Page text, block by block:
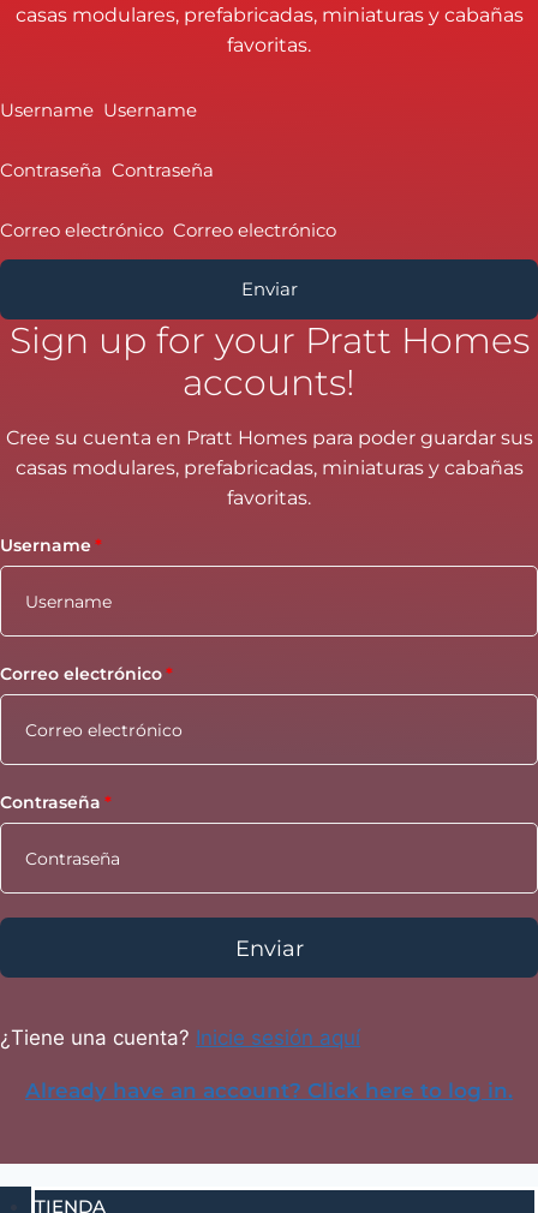
casas modulares, prefabricadas, miniaturas y cabañas
favoritas.
Username
Contraseña
Correo electrónico
Sign up for your Pratt Homes
accounts!
Cree su cuenta en Pratt Homes para poder guardar sus
casas modulares, prefabricadas, miniaturas y cabañas
favoritas.
Username
Correo electrónico
Contraseña
Enviar
¿Tiene una cuenta? Inicie sesión aquí
Already have an account? Click here to log in.
TIENDA